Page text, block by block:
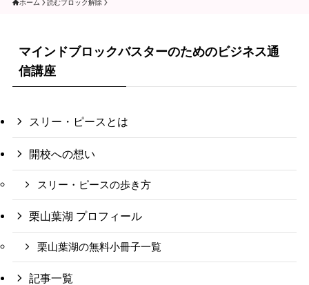
ホーム 読むブロック解除
マインドブロックバスターのためのビジネス通
信講座
スリー・ピースとは
開校への想い
スリー・ピースの歩き方
栗山葉湖 プロフィール
栗山葉湖の無料小冊子一覧
記事一覧